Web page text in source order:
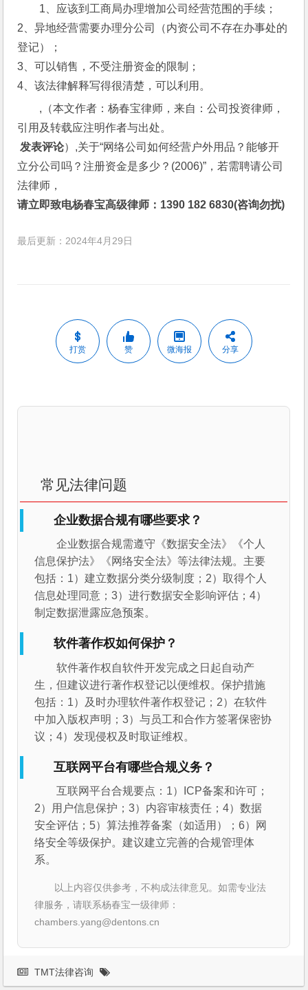
1、应该到工商局办理增加公司经营范围的手续；
2、异地经营需要办理分公司（内资公司不存在办事处的
登记）；
3、可以销售，不受注册资金的限制；
4、该法律解释写得很清楚，可以利用。
,（本文作者：杨春宝律师，来自：公司投资律师，
引用及转载应注明作者与出处。
发表评论）,关于“网络公司如何经营户外用品？能够开
立分公司吗？注册资金是多少？(2006)”，若需聘请公司
法律师，
请立即致电杨春宝高级律师：1390 182 6830(咨询勿扰)
最后更新：2024年4月29日
打赏 赞 微海报 分享
常见法律问题
企业数据合规有哪些要求？
企业数据合规需遵守《数据安全法》《个人
信息保护法》《网络安全法》等法律法规。主要
包括：1）建立数据分类分级制度；2）取得个人
信息处理同意；3）进行数据安全影响评估；4）
制定数据泄露应急预案。
软件著作权如何保护？
软件著作权自软件开发完成之日起自动产
生，但建议进行著作权登记以便维权。保护措施
包括：1）及时办理软件著作权登记；2）在软件
中加入版权声明；3）与员工和合作方签署保密协
议；4）发现侵权及时取证维权。
互联网平台有哪些合规义务？
互联网平台合规要点：1）ICP备案和许可；
2）用户信息保护；3）内容审核责任；4）数据
安全评估；5）算法推荐备案（如适用）；6）网
络安全等级保护。建议建立完善的合规管理体
系。
以上内容仅供参考，不构成法律意见。如需专业法
律服务，请联系杨春宝一级律师：
chambers.yang@dentons.cn
TMT法律咨询